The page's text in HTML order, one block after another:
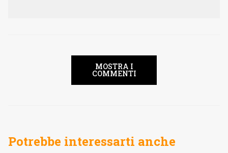
MOSTRA I
COMMENTI
Potrebbe interessarti anche